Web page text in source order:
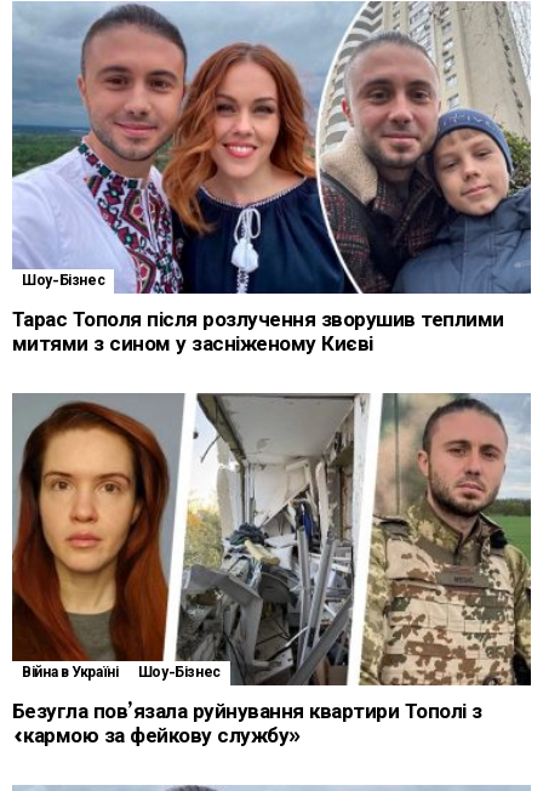
Шоу-Бізнес
Тарас Тополя після розлучення зворушив теплими
митями з сином у засніженому Києві
Війна в Україні Шоу-Бізнес
Безугла пов’язала руйнування квартири Тополі з
«кармою за фейкову службу»